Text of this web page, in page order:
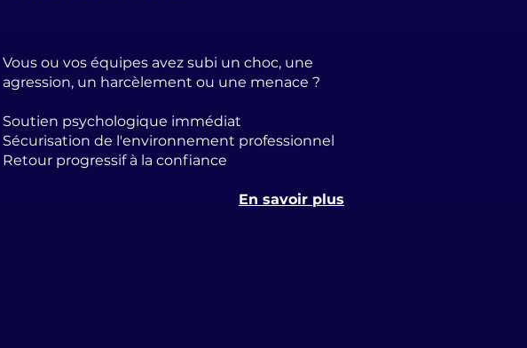
Vous ou vos équipes avez subi un choc, une
agression, un harcèlement ou une menace ?
Soutien psychologique immédiat
Sécurisation de l'environnement professionnel
Retour progressif à la confiance
En savoir plus